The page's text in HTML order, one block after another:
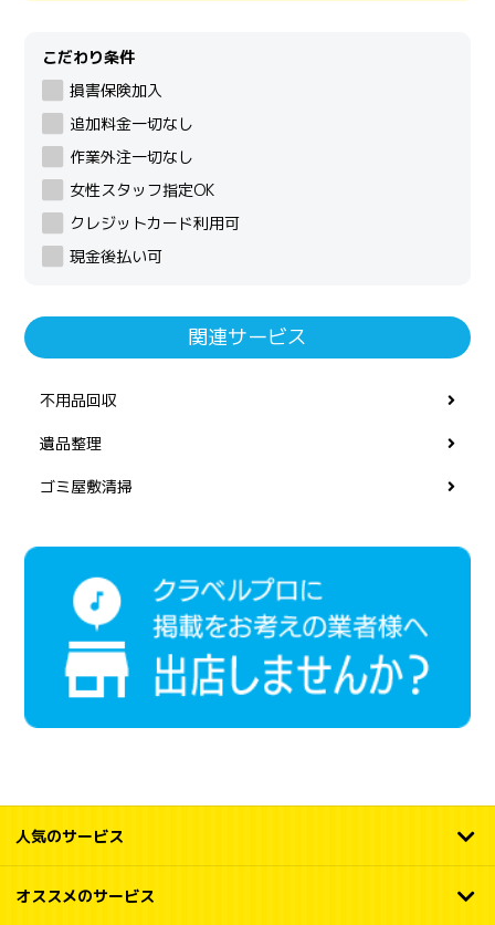
こだわり条件
損害保険加入
追加料金一切なし
作業外注一切なし
女性スタッフ指定OK
クレジットカード利用可
現金後払い可
関連サービス
不用品回収
遺品整理
ゴミ屋敷清掃
人気のサービス
オススメのサービス